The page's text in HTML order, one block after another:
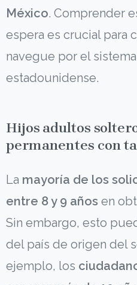
México. Comprender
espera es crucial para
navegue por el
estadounidense.
Hijos adultos
permanentes con
La mayoría de los
entre 8 y 9 años en
Sin embargo, esto
del país de origen del
ejemplo, los